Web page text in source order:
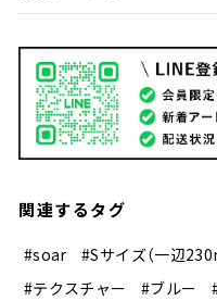
関連するタグ
#soar #Sサイズ（一辺
#テクスチャー
#ブルー